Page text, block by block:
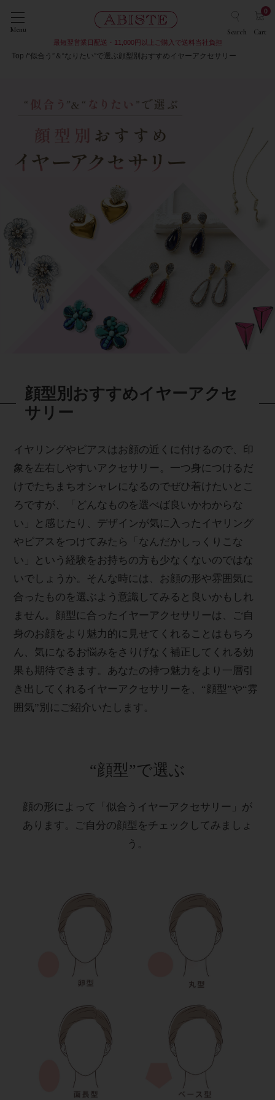
Menu Search Cart
0
最短翌営業日配送・11,000円以上ご購入で送料当社負担
Top “似合う”＆“なりたい”で選ぶ顔型別おすすめイヤーアクセサリー
顔型別おすすめイヤーアクセ
サリー
イヤリングやピアスはお顔の近くに付けるので、印
象を左右しやすいアクセサリー。一つ身につけるだ
けでたちまちオシャレになるのでぜひ着けたいとこ
ろですが、「どんなものを選べば良いかわからな
い」と感じたり、デザインが気に入ったイヤリング
やピアスをつけてみたら「なんだかしっくりこな
い」という経験をお持ちの方も少なくないのではな
いでしょうか。そんな時には、お顔の形や雰囲気に
合ったものを選ぶよう意識してみると良いかもしれ
ません。顔型に合ったイヤーアクセサリーは、ご自
身のお顔をより魅力的に見せてくれることはもちろ
ん、気になるお悩みをさりげなく補正してくれる効
果も期待できます。あなたの持つ魅力をより一層引
き出してくれるイヤーアクセサリーを、“顔型”や“雰
囲気”別にご紹介いたします。
“顔型”で選ぶ
顔の形によって「似合うイヤーアクセサリー」が
あります。ご自分の顔型をチェックしてみましょ
う。